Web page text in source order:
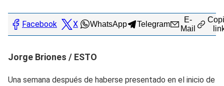
Facebook X WhatsApp Telegram
E-
Mail
Jorge Briones / ESTO
Una semana después de haberse presentado en el inicio de